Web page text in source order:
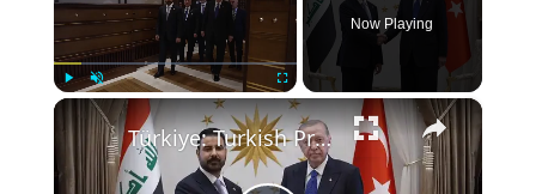
Unmute Fullscreen
Now Playing
×
Türkiye: Turkish President Erdogan receives Iraqi premier (2).